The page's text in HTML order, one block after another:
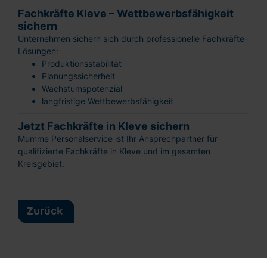
Fachkräfte Kleve – Wettbewerbsfähigkeit
sichern
Unternehmen sichern sich durch professionelle Fachkräfte-
Lösungen:
Produktionsstabilität
Planungssicherheit
Wachstumspotenzial
langfristige Wettbewerbsfähigkeit
Jetzt Fachkräfte in Kleve sichern
Mumme Personalservice ist Ihr Ansprechpartner für
qualifizierte Fachkräfte in Kleve und im gesamten
Kreisgebiet.
Zurück
Schnellbewerbung
Ganz einfach: Formular ausfüllen und